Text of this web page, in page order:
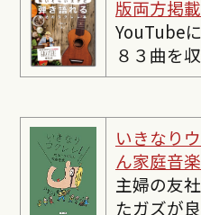
版両方掲
YouTube
８３曲を
いきなり
ん家庭音
主婦の友
たガズが